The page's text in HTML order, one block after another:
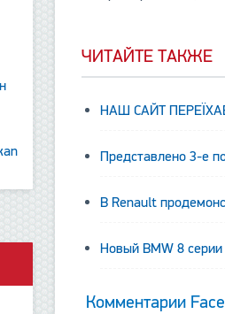
ЧИТАЙТЕ ТАКЖЕ
НАШ САЙТ
Представлено 3-е
В Renault
Новый BMW 8 серии
Комментарии
отсутствуют